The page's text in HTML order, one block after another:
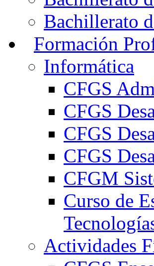
Bachillerato
Formación
Informática
CFGS
CFGS
CFGS
CFGS
CFGM
Curso de
Actividades